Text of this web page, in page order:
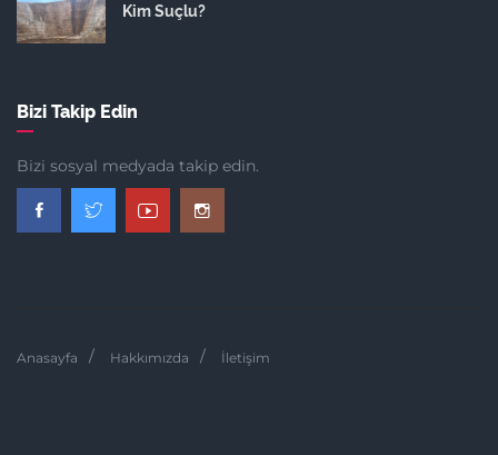
Kim Suçlu?
Bizi Takip Edin
Bizi sosyal medyada takip edin.
Anasayfa Hakkımızda İletişim